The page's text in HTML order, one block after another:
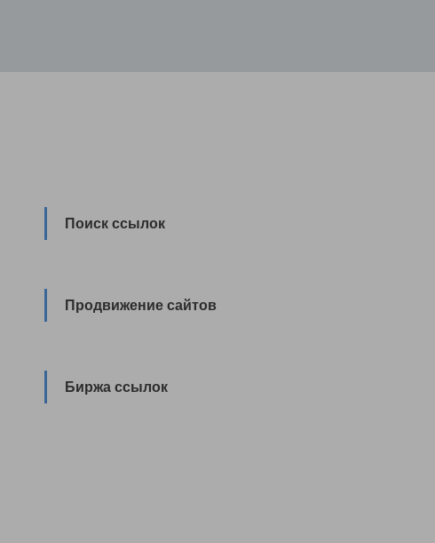
Поиск ссылок
Продвижение сайтов
Биржа ссылок